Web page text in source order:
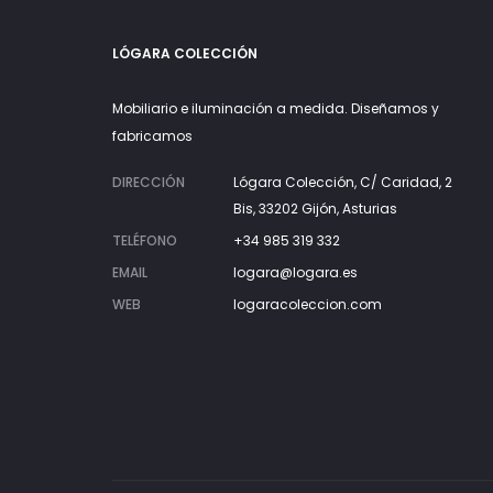
LÓGARA COLECCIÓN
Mobiliario e iluminación a medida. Diseñamos y
fabricamos
DIRECCIÓN
Lógara Colección, C/ Caridad, 2
Bis, 33202 Gijón, Asturias
TELÉFONO
+34 985 319 332
EMAIL
logara@logara.es
WEB
logaracoleccion.com